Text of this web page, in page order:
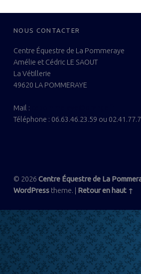
FOOTER SIDEBAR
NOUS CONTACTER
Centre Équestre de La Pommeraye
Amélie et Cédric LE SAOUT
La Vétillerie
49620 LA POMMERAYE
Mail :
Téléphone : 06.63.46.23.59 ou
© 2026 Centre Équestre de La
WordPresstheme. Retour en haut ↑